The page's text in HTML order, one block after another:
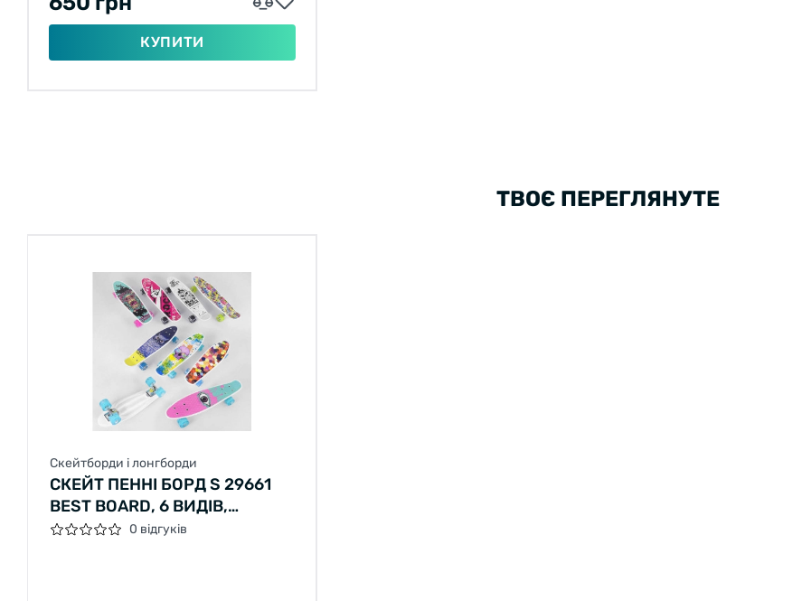
КУПИТИ
ТВОЄ ПЕРЕГЛЯНУТЕ
Скейтборди і лонгборди
СКЕЙТ ПЕННІ БОРД S 29661
BEST BOARD, 6 ВИДІВ,
ВИДАЄТЬСЯ ТІЛЬКИ МІКС
0 відгуків